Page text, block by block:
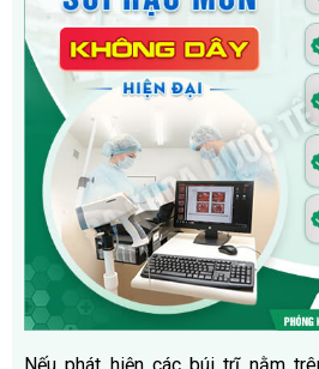
Nếu phát hiện các búi trĩ nằm